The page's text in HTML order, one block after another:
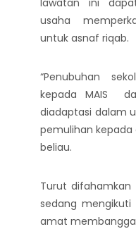
usaha
untuk asnaf riqab.
“Penubuhan
kepada MAIS
diadaptasi dalam
pemulihan kepada
beliau.
Turut
sedang
amat